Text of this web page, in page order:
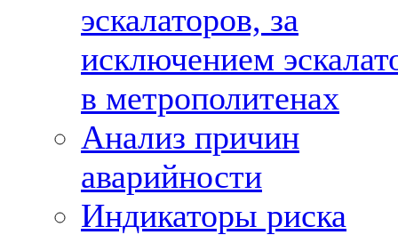
эскалаторов, за
исключением
в метрополитенах
Анализ причин
аварийности
Индикаторы риска